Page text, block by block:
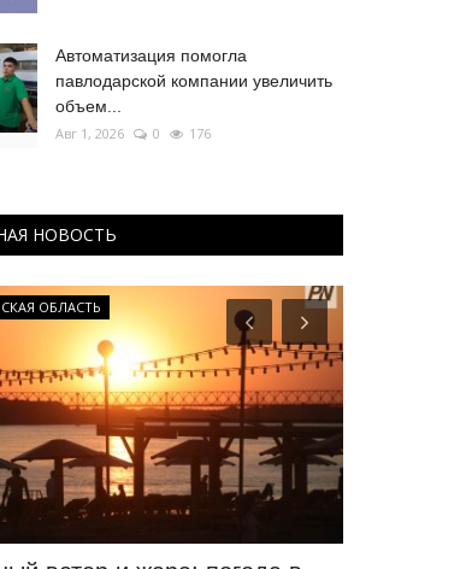
Автоматизация помогла
павлодарской компании увеличить
объем...
Авг 1, 2026 0 176
НОВОСТЬ
ОБЛАСТЬ